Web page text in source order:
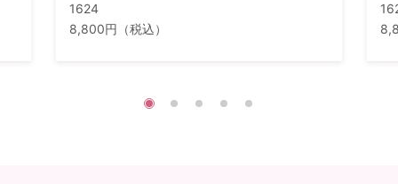
1624
8,800円（税込）